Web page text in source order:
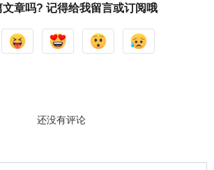
文章吗? 记得给我留言或订阅哦
还没有评论